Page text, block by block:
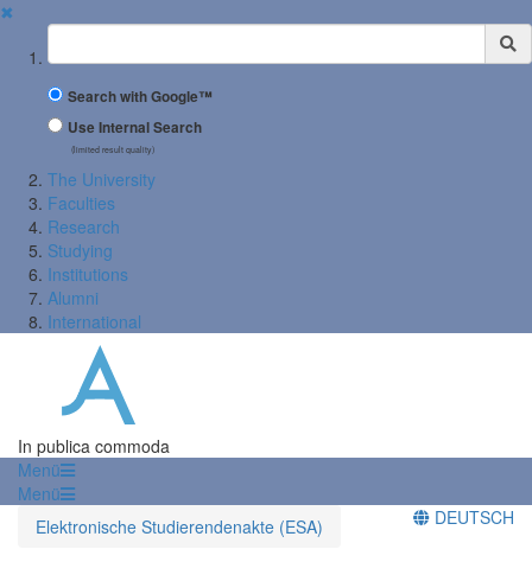
✖
Suchbegriff
Search with Google™
Use Internal Search
(limited result quality)
The University
Faculties
Research
Studying
Institutions
Alumni
International
In publica commoda
Menü
Menü
Elektronische Studierendenakte (ESA)
DEUTSCH